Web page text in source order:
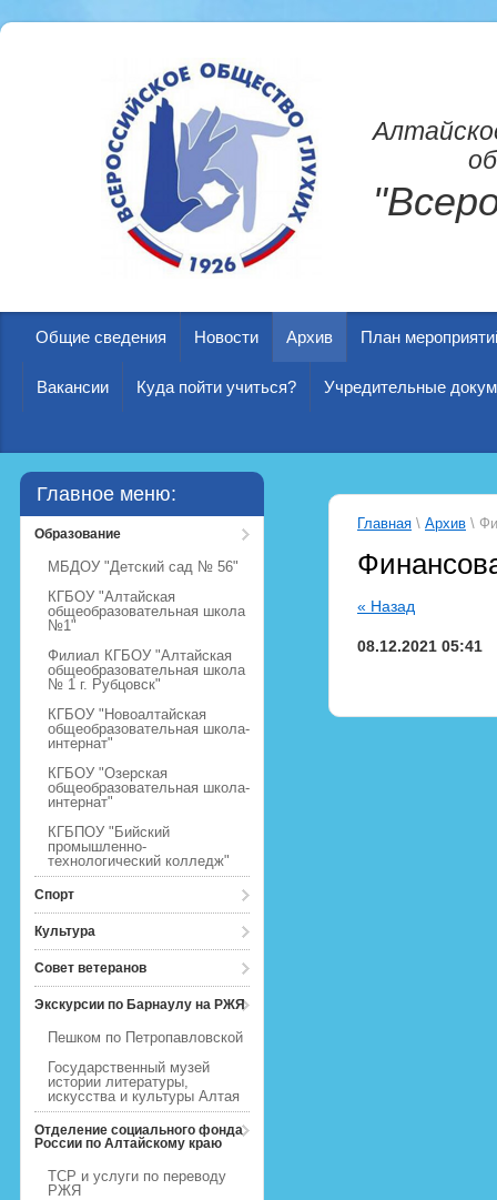
Общие сведения Новости Архив План
Вакансии Куда пойти учиться? Учредительные
Главное меню:
Образование
МБДОУ "Детский сад № 56"
КГБОУ "Алтайская
общеобразовательная школа
№1"
Филиал КГБОУ "Алтайская
общеобразовательная школа
№ 1 г. Рубцовск"
КГБОУ "Новоалтайская
общеобразовательная школа-
интернат"
КГБОУ "Озерская
общеобразовательная школа-
интернат"
КГБПОУ "Бийский
промышленно-
технологический колледж"
Спорт
Культура
Совет ветеранов
Экскурсии по Барнаулу на РЖЯ
Пешком по Петропавловской
Государственный музей
истории литературы,
искусства и культуры Алтая
Отделение социального фонда
России по Алтайскому краю
ТСР и услуги по переводу
РЖЯ
Главная \ Архив \
« Назад
08.12.2021 05:41